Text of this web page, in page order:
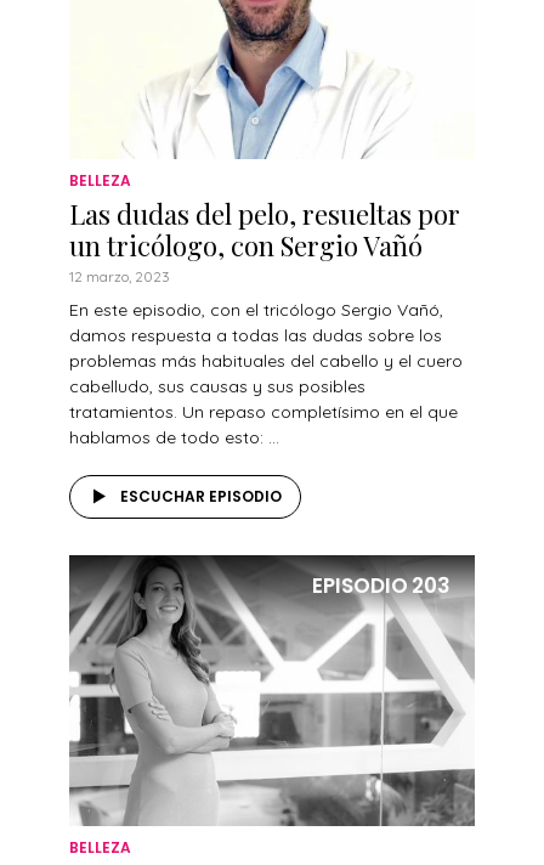
BELLEZA
Las dudas del pelo, resueltas por
un tricólogo, con Sergio Vañó
12 marzo, 2023
En este episodio, con el tricólogo Sergio Vañó,
damos respuesta a todas las dudas sobre los
problemas más habituales del cabello y el cuero
cabelludo, sus causas y sus posibles
tratamientos. Un repaso completísimo en el que
hablamos de todo esto: ...
ESCUCHAR EPISODIO
EPISODIO203
BELLEZA